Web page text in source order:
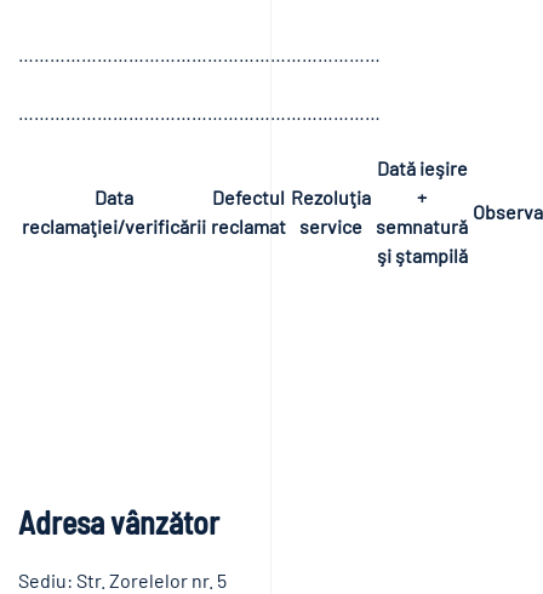
Data
reclamaţiei/verificării
Defectul
reclamat
Rezoluţia
service
Dată ieşire
+
semnatură
şi ştampilă
Adresa vânzător
Sediu: Str. Zorelelor nr. 5